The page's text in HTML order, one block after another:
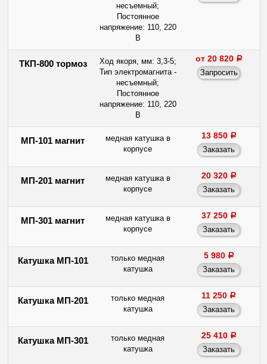
несъемный;
Постоянное
напряжение: 110, 220
В
ТКП-800 тормоз
Ход якоря, мм: 3,3-5;
Тип электромагнита -
несъемный;
Постоянное
напряжение: 110, 220
В
от 20 820 a
МП-101 магнит
медная катушка в
корпусе
13 850 a
МП-201 магнит
медная катушка в
корпусе
20 320 a
МП-301 магнит
медная катушка в
корпусе
37 250 a
Катушка МП-101
только медная
катушка
5 980 a
Катушка МП-201
только медная
катушка
11 250 a
Катушка МП-301
только медная
катушка
25 410 a